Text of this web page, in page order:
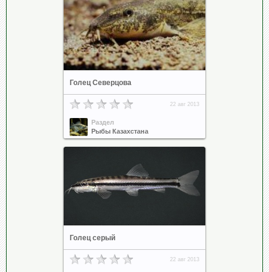
Голец Северцова
22 авг 2013
Раздел
Рыбы Казахстана
Голец серый
22 авг 2013